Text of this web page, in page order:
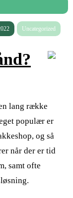
Uncategorized
lang række
populær er
og så
når der er tid
samt ofte